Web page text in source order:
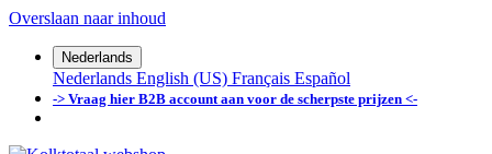
Overslaan naar inhoud
Nederlands
Nederlands English (US) Français Español
-> Vraag hier B2B account aan voor de scherpste prijzen <-